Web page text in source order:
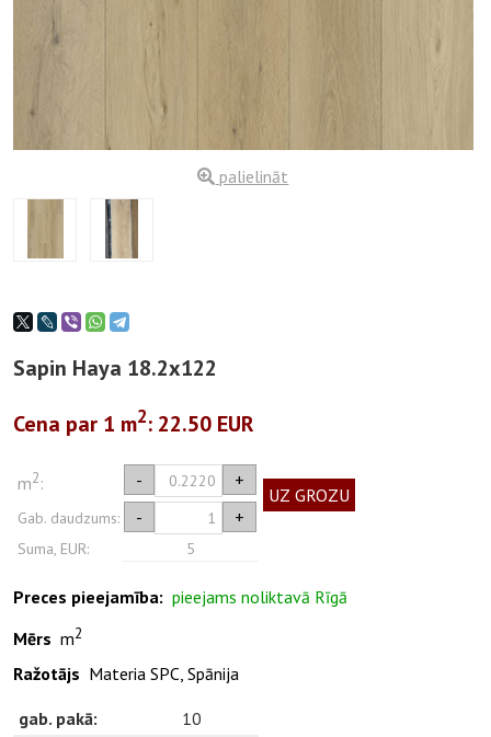
palielināt
Sapin Haya 18.2x122
Cena par 1 m2: 22.50 EUR
m2: - +
Gab. daudzums: - +
Suma, EUR: 5
UZ GROZU
Preces pieejamība: pieejams noliktavā Rīgā
Mērs m2
Ražotājs Materia SPC, Spānija
gab. pakā:
10